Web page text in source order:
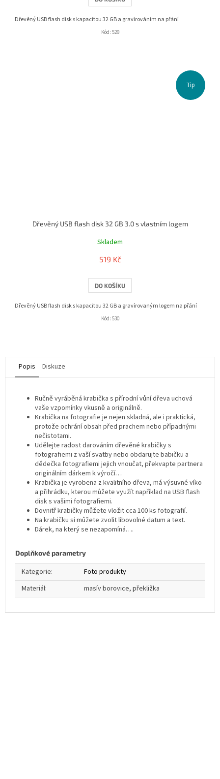
Dřevěný USB flash disk s kapacitou 32 GB a gravírováním na přání
Kód: 529
Tip
Dřevěný USB flash disk 32 GB 3.0 s vlastním logem
Skladem
519 Kč
DO KOŠÍKU
Dřevěný USB flash disk s kapacitou 32 GB a gravírovaným logem na přání
Kód: 530
Popis Diskuze
Ručně vyráběná krabička s přírodní vůní dřeva uchová
vaše vzpomínky vkusně a originálně.
Krabička na fotografie je nejen skladná, ale i praktická,
protože ochrání obsah před prachem nebo případnými
nečistotami.
Udělejte radost darováním dřevěné krabičky s
fotografiemi z vaší svatby nebo obdarujte babičku a
dědečka fotografiemi jejich vnoučat, překvapte partnera
originálním dárkem k výročí…
Krabička je vyrobena z kvalitního dřeva, má výsuvné víko
a přihrádku, kterou můžete využít například na USB flash
disk s vašimi fotografiemi.
Dovnitř krabičky můžete vložit cca 100 ks fotografií.
Na krabičku si můžete zvolit libovolné datum a text.
Dárek, na který se nezapomíná….
Doplňkové parametry
Kategorie:
Foto produkty
Materiál: masív borovice, překližka